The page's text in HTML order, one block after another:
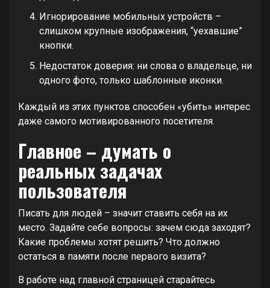
Игнорирование мобильных устройств –
слишком крупные изображения, “уехавшие”
кнопки.
Недостаток доверия: ни слова о владельце, ни
одного фото, только шаблонные иконки.
Каждый из этих пунктов способен «убить» интерес
даже самого мотивированного посетителя.
Главное – думать о
реальных задачах
пользователя
Писать для людей – значит ставить себя на их
место. Задайте себе вопросы: зачем сюда заходят?
Какие проблемы хотят решить? Что должно
остаться в памяти после первого визита?
В работе над главной страницей старайтесь